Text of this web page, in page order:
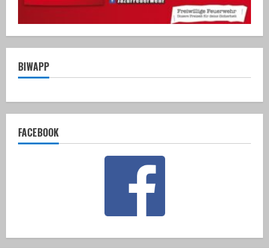
BIWAPP
FACEBOOK